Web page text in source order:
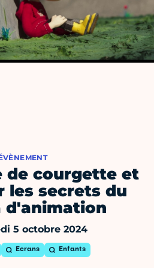
de courgette et
les secrets du
d'animation
5 octobre 2024
Ecrans Enfants